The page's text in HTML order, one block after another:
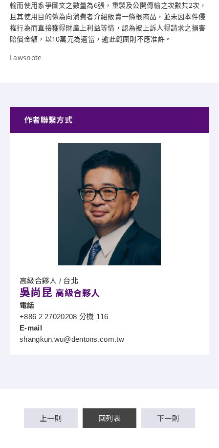
輸而使用系爭圖文之數量為6張，重製及公開傳輸之次數共2次，
且其使用目的係為向消費者介紹販賣一條根商品，並未因本件侵
權行為而直接獲得財產上利益等情，認為被上訴人得請求之損害
賠償金額，以10萬元為適當，逾此範圍則不應准許。
Lawsnote
作者聯繫方式
高級合夥人 / 台北
吳尚昆 高級合夥人
電話
+886 2 27020208 分機 116
E-mail
shangkun.wu@dentons.com.tw
上一則 回列表 下一則